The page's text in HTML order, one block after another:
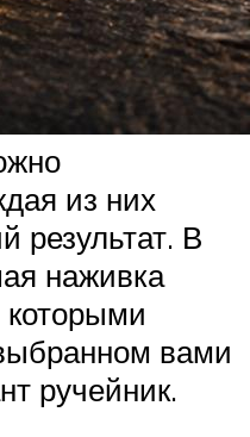
из них
результат. В
наживка
которыми
вами
ручейник.